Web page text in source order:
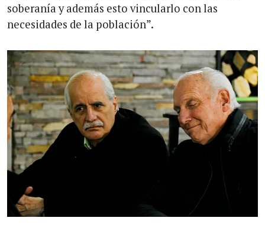
soberanía y además esto vincularlo con las
necesidades de la población”.